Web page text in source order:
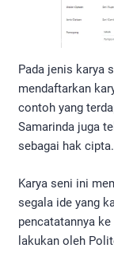
Pada jenis karya
mendaftarkan
contoh yang
Samarinda juga
sebagai hak cipta.
Karya seni ini
segala ide yang
pencatatannya
lakukan oleh